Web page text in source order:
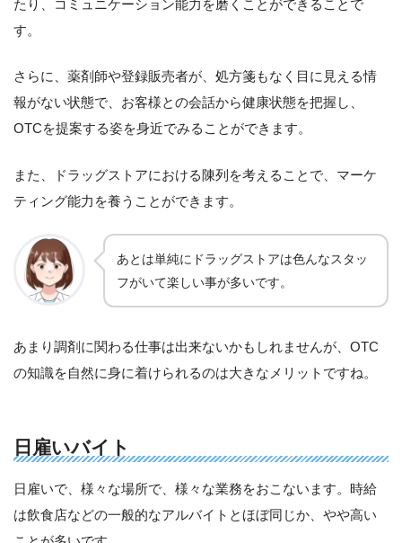
たり、コミュニケーション能力を磨くことができることで
す。
さらに、薬剤師や登録販売者が、処方箋もなく目に見える情
報がない状態で、お客様との会話から健康状態を把握し、
OTCを提案する姿を身近でみることができます。
また、ドラッグストアにおける陳列を考えることで、マーケ
ティング能力を養うことができます。
あとは単純にドラッグストアは色んなスタッ
フがいて楽しい事が多いです。
あまり調剤に関わる仕事は出来ないかもしれませんが、OTC
の知識を自然に身に着けられるのは大きなメリットですね。
日雇いバイト
日雇いで、様々な場所で、様々な業務をおこないます。時給
は飲食店などの一般的なアルバイトとほぼ同じか、やや高い